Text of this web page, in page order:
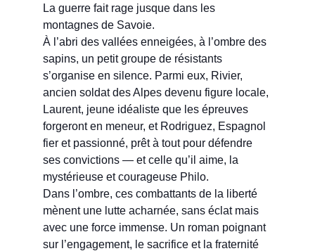
La guerre fait rage jusque dans les
montagnes de Savoie.
À l’abri des vallées enneigées, à l’ombre des
sapins, un petit groupe de résistants
s’organise en silence. Parmi eux, Rivier,
ancien soldat des Alpes devenu figure locale,
Laurent, jeune idéaliste que les épreuves
forgeront en meneur, et Rodriguez, Espagnol
fier et passionné, prêt à tout pour défendre
ses convictions — et celle qu’il aime, la
mystérieuse et courageuse Philo.
Dans l’ombre, ces combattants de la liberté
mènent une lutte acharnée, sans éclat mais
avec une force immense. Un roman poignant
sur l’engagement, le sacrifice et la fraternité